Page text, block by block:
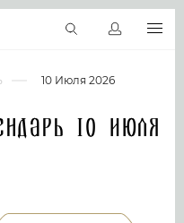
RU
10 Июля 2026
10 Июля